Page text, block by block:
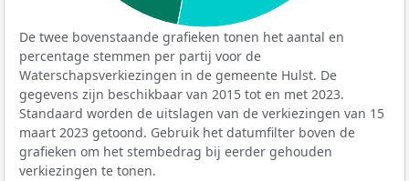
De twee bovenstaande grafieken tonen het aantal en
percentage stemmen per partij voor de
Waterschapsverkiezingen in de gemeente Hulst. De
gegevens zijn beschikbaar van 2015 tot en met 2023.
Standaard worden de uitslagen van de verkiezingen van 15
maart 2023 getoond. Gebruik het datumfilter boven de
grafieken om het stembedrag bij eerder gehouden
verkiezingen te tonen.